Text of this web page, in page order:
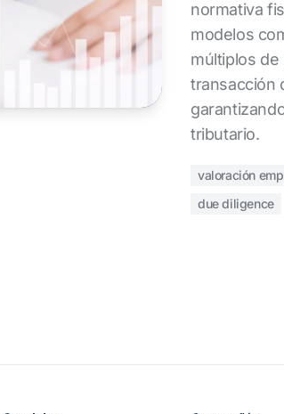
normativa
modelos
múltiplos
transacción
tributario.
valoración
due diligence